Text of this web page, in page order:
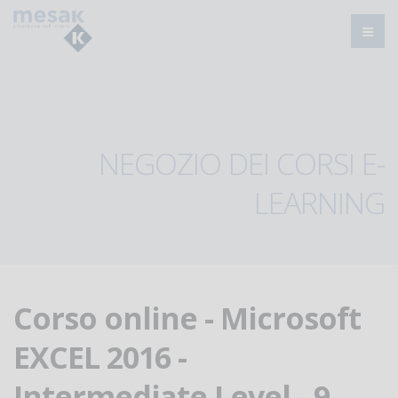
NEGOZIO DEI CORSI E-
LEARNING
Corso online - Microsoft
EXCEL 2016 -